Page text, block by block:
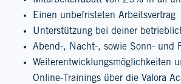
Einen unbefristeten Arbeitsvertrag
Unterstützung bei deiner
Abend-, Nacht-, sowie Sonn- und
Weiterentwicklungsmöglichkeiten
Online-Trainings über die Valora